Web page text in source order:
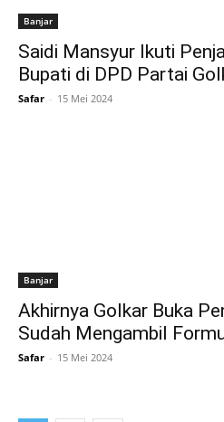
Banjar
Saidi Mansyur Ikuti
Bupati di DPD Partai
Safar - 15 Mei 2024
Banjar
Akhirnya Golkar Buka
Sudah Mengambil
Safar - 15 Mei 2024